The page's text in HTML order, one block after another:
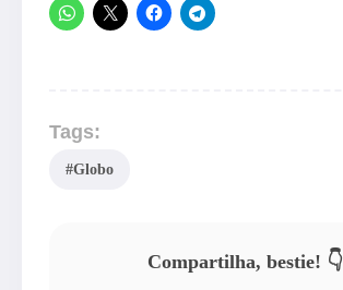
Tags:
#Globo
Compartilha, bestie! 👇